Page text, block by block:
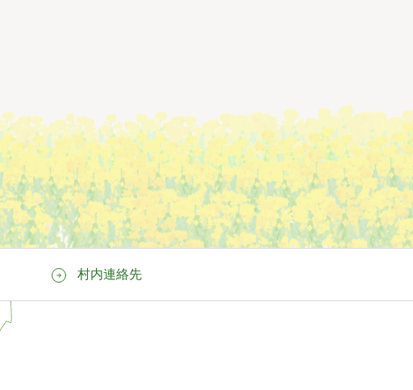
村内連絡先